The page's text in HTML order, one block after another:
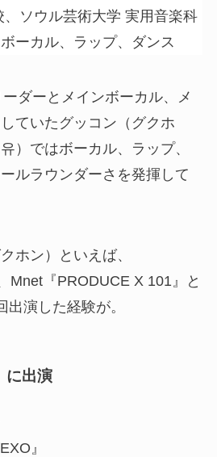
ソウル芸術大学 実用音楽科
ーカル、ラップ、ダンス
ダーとメインボーカル、メ
ていたグッコン（グクホ
）ではボーカル、ラップ、
ルラウンダーさを発揮して
ホン）といえば、
Mnet『PRODUCE X 101』と
演した経験が。
に出演
』